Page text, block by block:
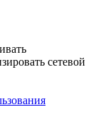
сетевой